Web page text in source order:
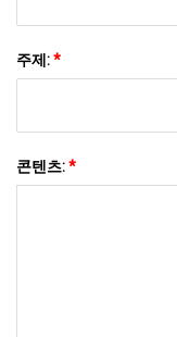
주제:*
콘텐츠:*